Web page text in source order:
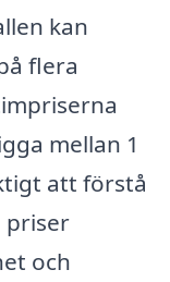
kan
flera
mellan 1
att förstå
priser
och